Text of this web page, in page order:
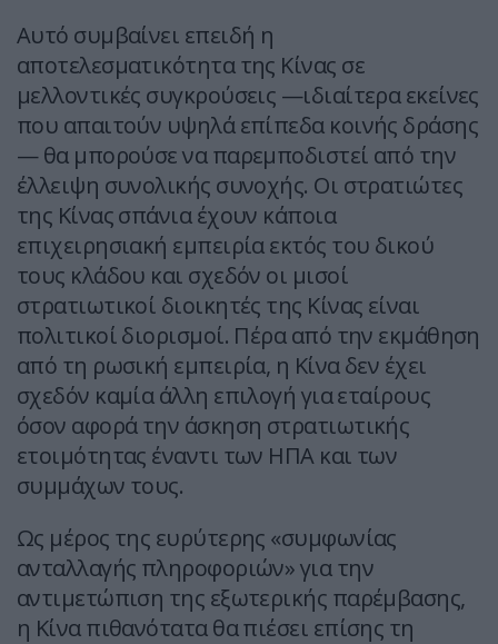
Αυτό συμβαίνει επειδή η
αποτελεσματικότητα της Κίνας σε
μελλοντικές συγκρούσεις —ιδιαίτερα εκείνες
που απαιτούν υψηλά επίπεδα κοινής δράσης
— θα μπορούσε να παρεμποδιστεί από την
έλλειψη συνολικής συνοχής. Οι στρατιώτες
της Κίνας σπάνια έχουν κάποια
επιχειρησιακή εμπειρία εκτός του δικού
τους κλάδου και σχεδόν οι μισοί
στρατιωτικοί διοικητές της Κίνας είναι
πολιτικοί διορισμοί. Πέρα από την εκμάθηση
από τη ρωσική εμπειρία, η Κίνα δεν έχει
σχεδόν καμία άλλη επιλογή για εταίρους
όσον αφορά την άσκηση στρατιωτικής
ετοιμότητας έναντι των ΗΠΑ και των
συμμάχων τους.
Ως μέρος της ευρύτερης «συμφωνίας
ανταλλαγής πληροφοριών» για την
αντιμετώπιση της εξωτερικής παρέμβασης,
η Κίνα πιθανότατα θα πιέσει επίσης τη